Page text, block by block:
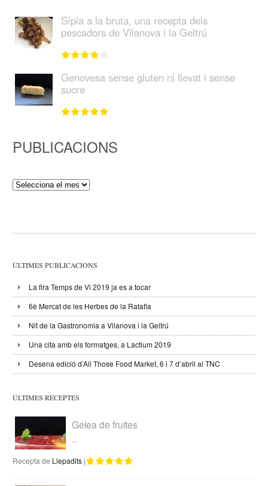
Sípia a la bruta, una recepta dels
pescadors de Vilanova i la Geltrú
Genovesa sense gluten ni llevat i sense
sucre
PUBLICACIONS
Publicacions
ÚLTIMES PUBLICACIONS
La fira Temps de Vi 2019 ja es a tocar
6è Mercat de les Herbes de la Ratafia
Nit de la Gastronomia a Vilanova i la Geltrú
Una cita amb els formatges, a Lactium 2019
Desena edició d’All Those Food Market, 6 i 7 d’abril al TNC
ÚLTIMES RECEPTES
Gelea de fruites
...
Recepta de Llepadits |